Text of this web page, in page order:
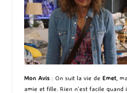
Mon Avis : On suit la vie de Emet ,
amie et fille. Rien n’est facile